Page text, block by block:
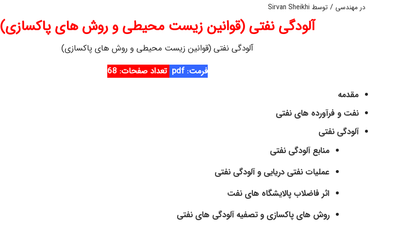
در مهندسی / توسط Sirvan Sheikhi
آلودگی نفتی (قوانین زیست محیطی و روش های پاکسازی)
آلودگی نفتی (قوانین زیست محیطی و روش های پاکسازی)
فرمت: pdf
تعداد صفحات: 68
مقدمه
نفت و فرآورده های نفتی
آلودگی نفتی
منابع آلودگی نفتی
عملیات نفتی دریایی و آلودگی نفتی
اثر فاضلاب پالایشگاه های نفت
روش های پاکسازی و تصفیه آلودگی های نفتی